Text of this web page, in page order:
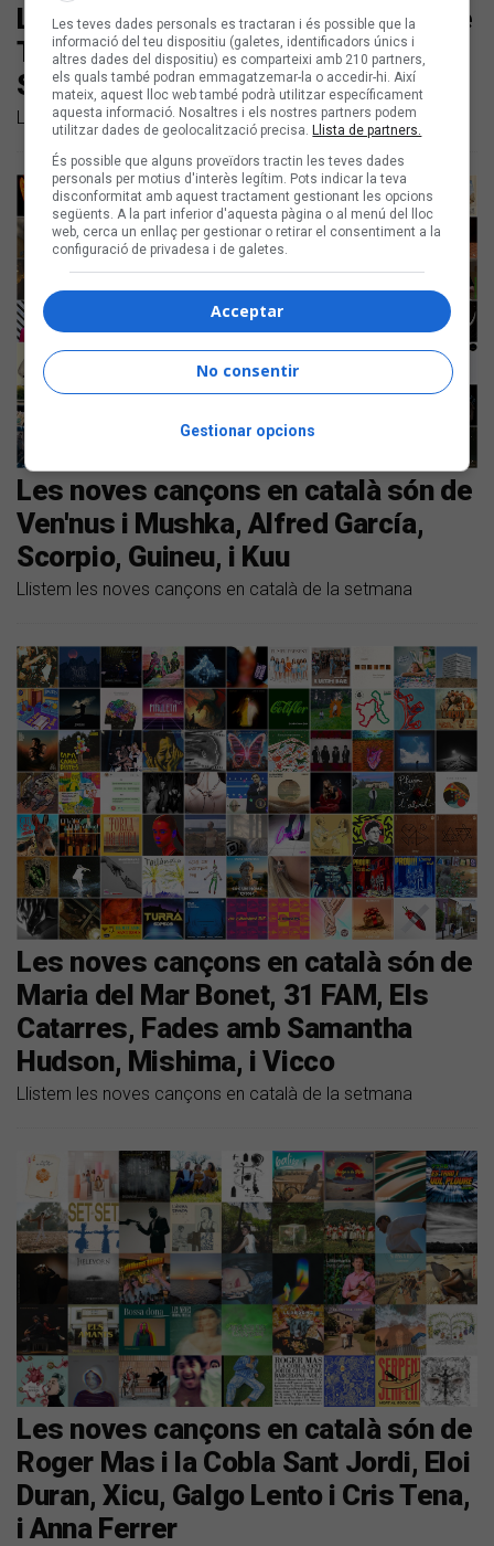
Les noves cançons en català són de
The Tyets, Ouineta, La Fúmiga,
Scorpio i Habla de Mí en Presente
Llistem les noves cançons en català de l'última setmana
Les noves cançons en català són de
Ven'nus i Mushka, Alfred García,
Scorpio, Guineu, i Kuu
Llistem les noves cançons en català de la setmana
Les noves cançons en català són de
Maria del Mar Bonet, 31 FAM, Els
Catarres, Fades amb Samantha
Hudson, Mishima, i Vicco
Llistem les noves cançons en català de la setmana
Les noves cançons en català són de
Roger Mas i la Cobla Sant Jordi, Eloi
Duran, Xicu, Galgo Lento i Cris Tena,
i Anna Ferrer
Les teves dades personals es tractaran i és possible que la
informació del teu dispositiu (galetes, identificadors únics i
altres dades del dispositiu) es comparteixi amb 210 partners,
els quals també podran emmagatzemar-la o accedir-hi. Així
mateix, aquest lloc web també podrà utilitzar específicament
aquesta informació. Nosaltres i els nostres partners podem
utilitzar dades de geolocalització precisa.Llista de partners.
És possible que alguns proveïdors tractin les teves dades
personals per motius d'interès legítim. Pots indicar la teva
disconformitat amb aquest tractament gestionant les opcions
següents. A la part inferior d'aquesta pàgina o al menú del lloc
web, cerca un enllaç per gestionar o retirar el consentiment a la
configuració de privadesa i de galetes.
Acceptar
No consentir
Gestionar opcions